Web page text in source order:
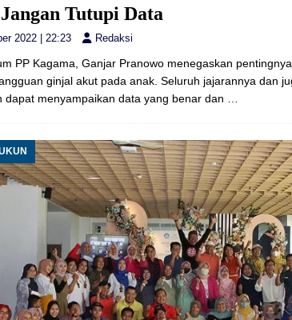
Tutupi Data
2022 | 22:23 Redaksi
PP Kagama, Ganjar Pranowo menegaskan
ginjal akut pada anak. Seluruh jajarannya dan
dapat menyampaikan data yang benar dan